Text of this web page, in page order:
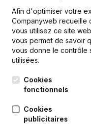
Publicationsde
Date
29-05-2026
Afin d'optimiser votre
Companyweb recueille
vous utilisez ce site
vous permet de savoir
vous donne le contrôle
utilisées.
Cookies
fonctionnels
Cookies
publicitaires